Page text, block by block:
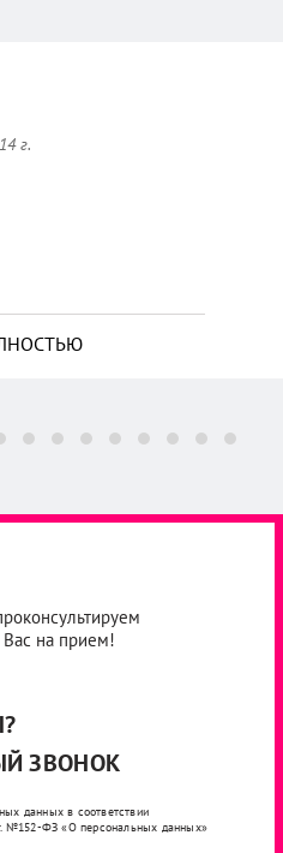
г.
на прием!
ЗВОНОК
данных в соответствии
№152-ФЗ «О персональных данных»